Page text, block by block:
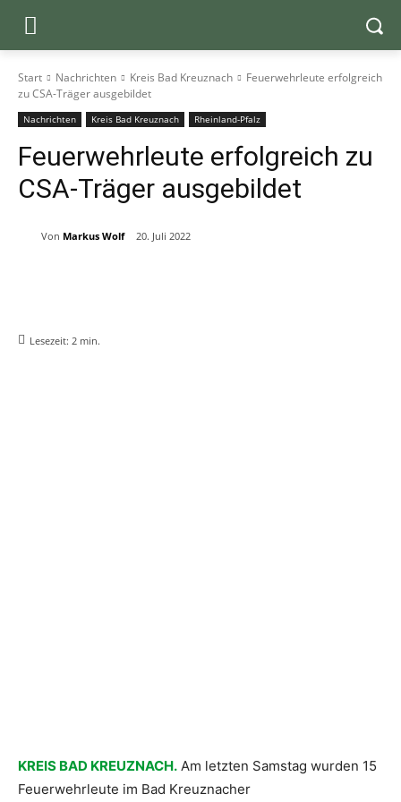
Start Nachrichten Kreis Bad Kreuznach
Feuerwehrleute erfolgreich
zu CSA-Träger ausgebildet
Nachrichten Kreis Bad Kreuznach Rheinland-Pfalz
Feuerwehrleute erfolgreich zu
CSA-Träger ausgebildet
Von Markus Wolf 20. Juli 2022
Lesezeit: 2 min.
KREIS BAD KREUZNACH. Am letzten Samstag wurden 15
Feuerwehrleute im Bad Kreuznacher